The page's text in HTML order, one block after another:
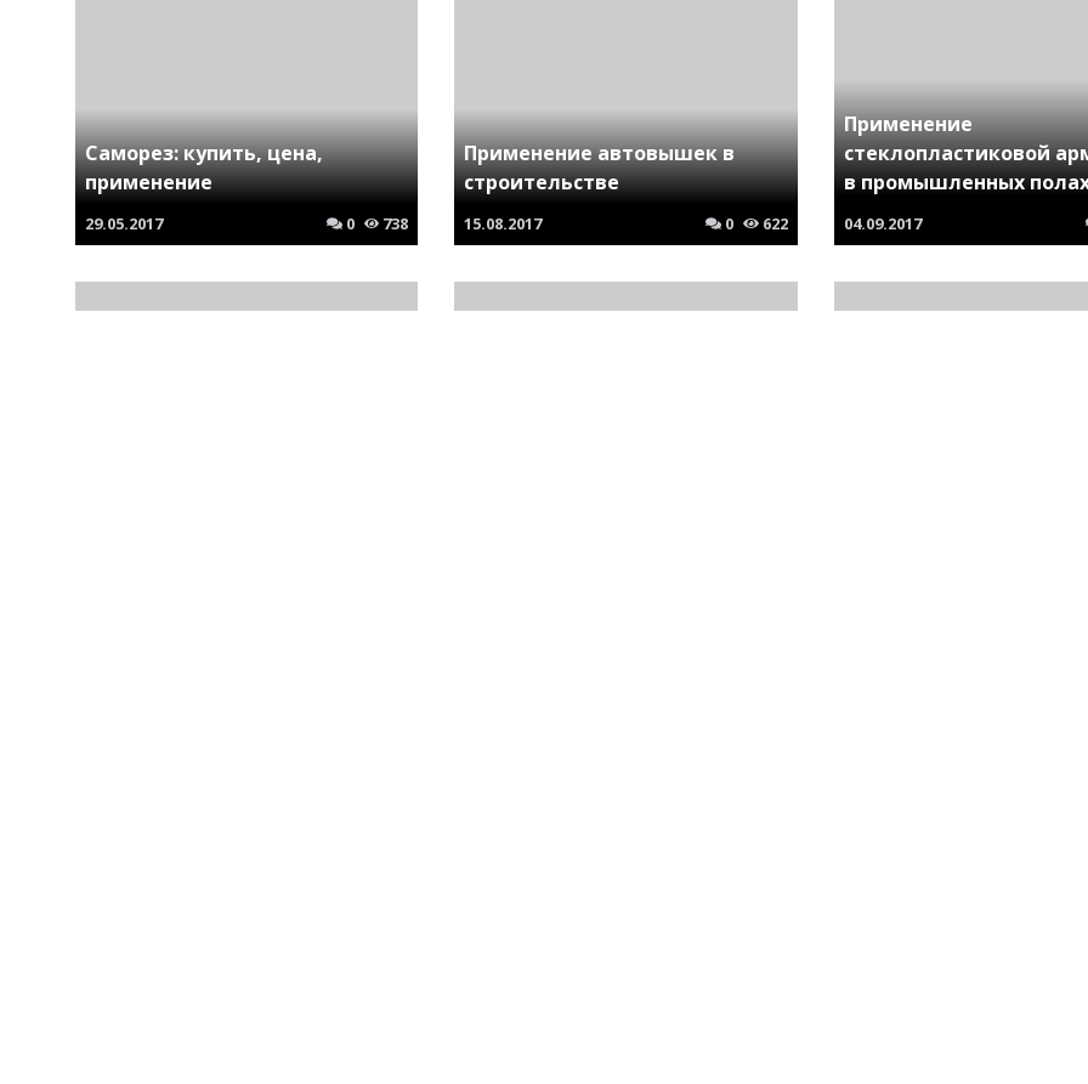
Саморез: купить, цена,
применение
29.05.2017 0 738
Применение автовышек в
строительстве
15.08.2017 0 622
Применение
стеклопластиковой
в промышленных
04.09.2017